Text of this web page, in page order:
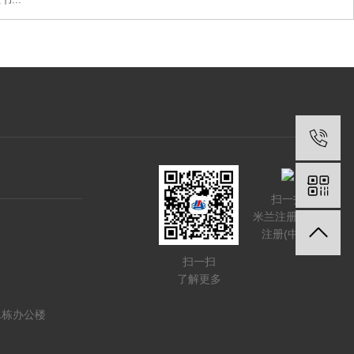
办公楼
扫一扫
了解更多
扫一扫
米兰注册-米兰
注册(中国)